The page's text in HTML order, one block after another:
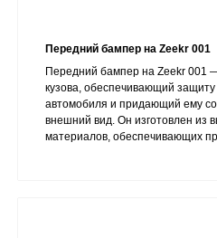
Передний бампер на Zeekr 001
Передний бампер на Zeekr 001
кузова, обеспечивающий
автомобиля и придающий ему
внешний вид. Он изготовлен из
материалов, обеспечивающих